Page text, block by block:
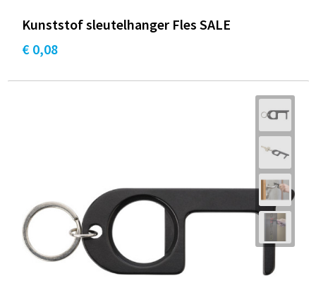
Kunststof sleutelhanger Fles SALE
€ 0,08